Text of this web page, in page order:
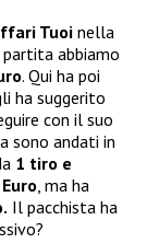
Tuoinella
abbiamo
. Qui ha poi
ha suggerito
con il suo
sono andati in
1 tiro e
, ma ha
Il pacchista ha